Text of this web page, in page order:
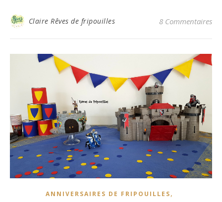
Claire Rêves de fripouilles 8 Commentaires
ANNIVERSAIRES DE FRIPOUILLES,